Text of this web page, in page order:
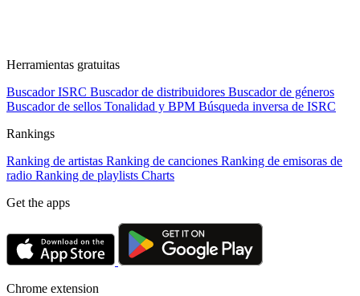
Herramientas gratuitas
Buscador ISRC Buscador de distribuidores Buscador de géneros
Buscador de sellos Tonalidad y BPM Búsqueda inversa de ISRC
Rankings
Ranking de artistas Ranking de canciones Ranking de emisoras de
radio Ranking de playlists Charts
Get the apps
Chrome extension